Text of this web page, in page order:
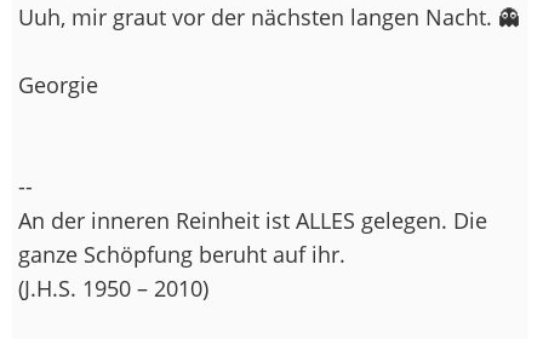
Uuh, mir graut vor der nächsten langen Nacht. 👻
Georgie
--
An der inneren Reinheit ist ALLES gelegen. Die
ganze Schöpfung beruht auf ihr.
(J.H.S. 1950 – 2010)